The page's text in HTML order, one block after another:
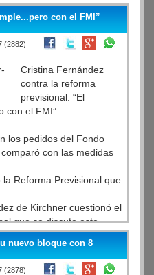
con el FMI”
(2882)
Cristina Fernández
contra la reforma
previsional: “El
con el FMI”
los pedidos del Fondo
con las medidas
Reforma Previsional que
de Kirchner cuestionó el
que se discute este
y aseguró que el
Monetario Internacional"
nuevo bloque con 8
(2878)